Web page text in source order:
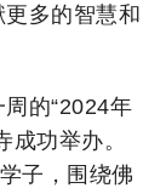
多的智慧和
的“2024年
功举办。
子，围绕佛